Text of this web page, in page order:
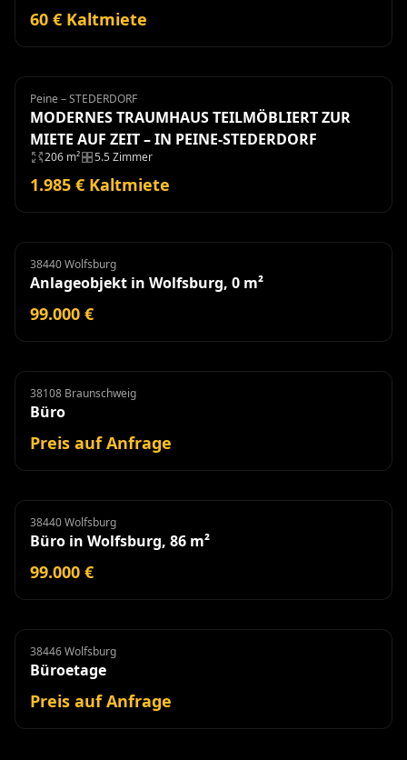
60 € Kaltmiete
Haus Miete
Peine – STEDERDORF
MODERNES TRAUMHAUS TEILMÖBLIERT ZUR
MIETE AUF ZEIT – IN PEINE-STEDERDORF
206 m² 5.5 Zimmer
1.985 € Kaltmiete
Anlageobjekt
38440 Wolfsburg
Anlageobjekt in Wolfsburg, 0 m²
99.000 €
Büro Miete
38108 Braunschweig
Büro
Preis auf Anfrage
Büro
38440 Wolfsburg
Büro in Wolfsburg, 86 m²
99.000 €
Büroetage Miete
38446 Wolfsburg
Büroetage
Preis auf Anfrage